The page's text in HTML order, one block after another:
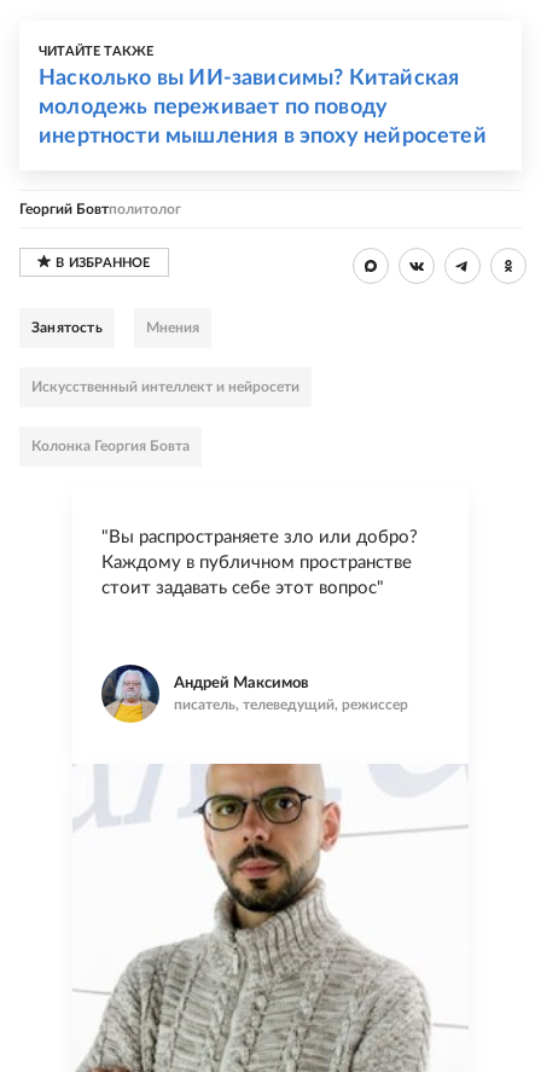
ЧИТАЙТЕ ТАКЖЕ
Насколько вы ИИ-зависимы? Китайская
молодежь переживает по поводу
инертности мышления в эпоху нейросетей
Георгий Бовтполитолог
Занятость Мнения
Искусственный интеллект и нейросети
Колонка Георгия Бовта
"Вы распространяете зло или добро?
Каждому в публичном пространстве
стоит задавать себе этот вопрос"
Андрей Максимов
писатель, телеведущий, режиссер